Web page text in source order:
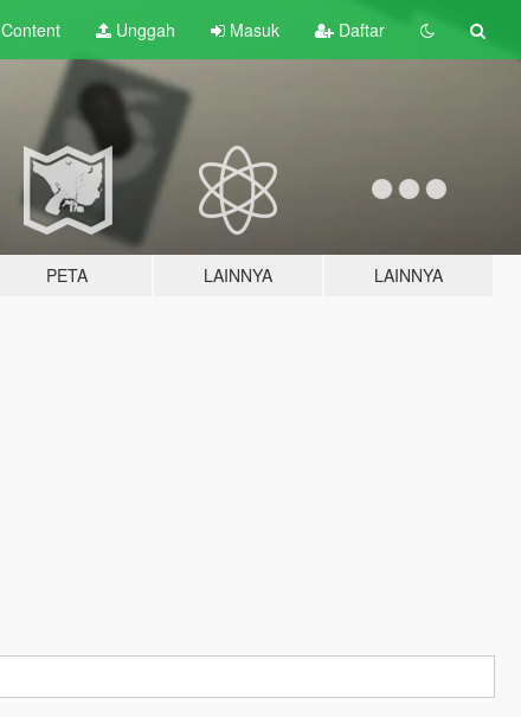
Content Unggah Masuk Daftar
PETA LAINNYA LAINNYA